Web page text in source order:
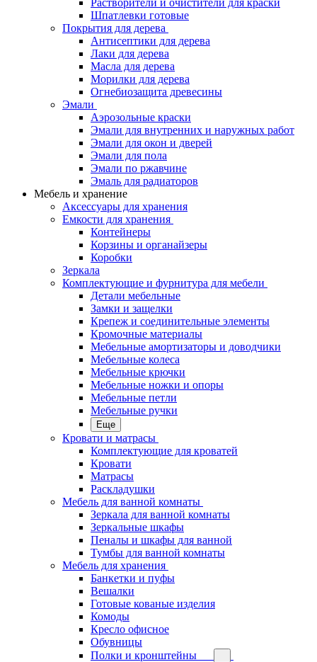
Шпатлевки готовые
Покрытия для дерева
Антисептики для дерева
Лаки для дерева
Масла для дерева
Морилки для дерева
Огнебиозащита древесины
Эмали
Аэрозольные краски
Эмали для внутренних и наружных работ
Эмали для окон и дверей
Эмали для пола
Эмали по ржавчине
Эмаль для радиаторов
Мебель и хранение
Аксессуары для хранения
Емкости для хранения
Контейнеры
Корзины и органайзеры
Коробки
Зеркала
Комплектующие и фурнитура для мебели
Детали мебельные
Замки и защелки
Крепеж и соединительные элементы
Кромочные материалы
Мебельные амортизаторы и доводчики
Мебельные колеса
Мебельные крючки
Мебельные ножки и опоры
Мебельные петли
Мебельные ручки
Еще
Кровати и матрасы
Комплектующие для кроватей
Кровати
Матрасы
Раскладушки
Мебель для ванной комнаты
Зеркала для ванной комнаты
Зеркальные шкафы
Пеналы и шкафы для ванной
Тумбы для ванной комнаты
Мебель для хранения
Банкетки и пуфы
Вешалки
Готовые кованые изделия
Комоды
Кресло офисное
Обувницы
Полки и кронштейны